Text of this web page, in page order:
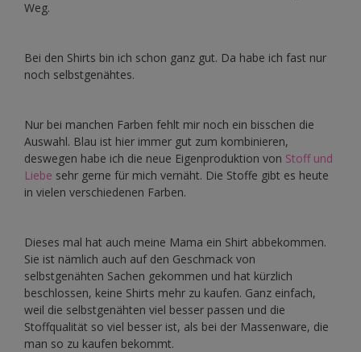
Weg.
Bei den Shirts bin ich schon ganz gut. Da habe ich fast nur
noch selbstgenähtes.
Nur bei manchen Farben fehlt mir noch ein bisschen die
Auswahl. Blau ist hier immer gut zum kombinieren,
deswegen habe ich die neue Eigenproduktion von Stoff und
Liebe sehr gerne für mich vernäht. Die Stoffe gibt es heute
in vielen verschiedenen Farben.
Dieses mal hat auch meine Mama ein Shirt abbekommen.
Sie ist nämlich auch auf den Geschmack von
selbstgenähten Sachen gekommen und hat kürzlich
beschlossen, keine Shirts mehr zu kaufen. Ganz einfach,
weil die selbstgenähten viel besser passen und die
Stoffqualität so viel besser ist, als bei der Massenware, die
man so zu kaufen bekommt.